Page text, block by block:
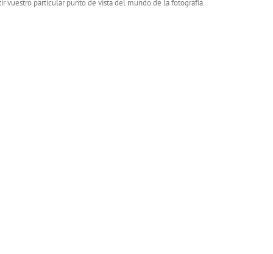
vuestro particular punto de vista del mundo de la fotografía.